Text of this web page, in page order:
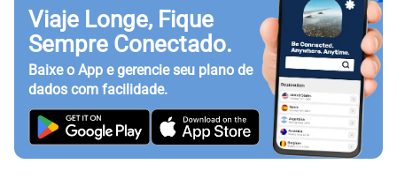
Viaje Longe, Fique
Sempre Conectado.
Baixe o App e gerencie seu plano de
dados com facilidade.